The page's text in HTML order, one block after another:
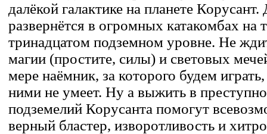
далёкой галактике на планете Корусант.
развернётся в огромных катакомбах на
тринадцатом подземном уровне. Не
магии (простите, силы) и световых
мере наёмник, за которого будем
ними не умеет. Ну а выжить в
подземелий Корусанта помогут
верный бластер, изворотливость и